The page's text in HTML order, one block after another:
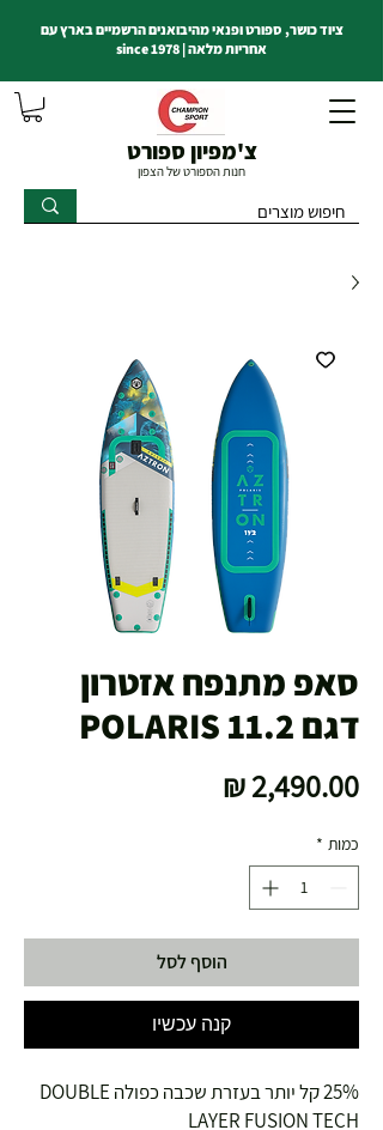
צ'מפיון ספורט
חנות הספורט של הצפון
ציוד כושר, ספורט ופנאי מהיבואנים הרשמיים בארץ עם
אחריות מלאה | since 1978
סאפ מתנפח אזטרון
דגם POLARIS 11.2
כמות *
הוסף לסל
קנה עכשיו
25% קל יותר בעזרת שכבה כפולה DOUBLE
LAYER FUSION TECH